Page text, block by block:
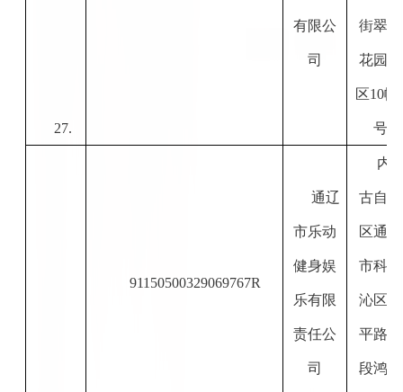
27.
有限公
司
街翠堤
花园西
区10幢
号
91150500329069767R
通辽
市乐动
健身娱
乐有限
责任公
司
内
古自治
区通辽
市科尔
沁区和
平路中
段鸿雁